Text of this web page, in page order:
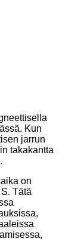
Kun
jarrun
takakantta
on
Tätä